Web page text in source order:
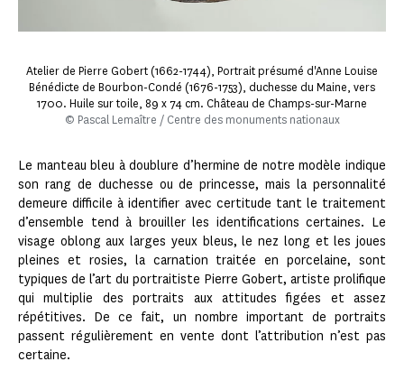
Atelier de Pierre Gobert (1662-1744), Portrait présumé d'Anne Louise
Bénédicte de Bourbon-Condé (1676-1753), duchesse du Maine, vers
1700. Huile sur toile, 89 x 74 cm. Château de Champs-sur-Marne
© Pascal Lemaître / Centre des monuments nationaux
Le manteau bleu à doublure d’hermine de notre modèle indique
son rang de duchesse ou de princesse, mais la personnalité
demeure difficile à identifier avec certitude tant le traitement
d’ensemble tend à brouiller les identifications certaines. Le
visage oblong aux larges yeux bleus, le nez long et les joues
pleines et rosies, la carnation traitée en porcelaine, sont
typiques de l’art du portraitiste Pierre Gobert, artiste prolifique
qui multiplie des portraits aux attitudes figées et assez
répétitives. De ce fait, un nombre important de portraits
passent régulièrement en vente dont l’attribution n’est pas
certaine.